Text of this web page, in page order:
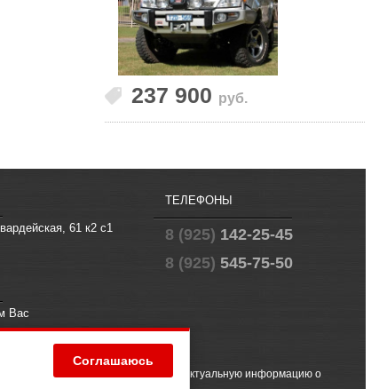
237 900 руб.
61 к2 с1
Вас
ТЕЛЕФОНЫ
8 (925) 142-25-45
8 (925) 545-75-50
ГК РФ. Чтобы получить точную и актуальную информацию о
Соглашаюсь